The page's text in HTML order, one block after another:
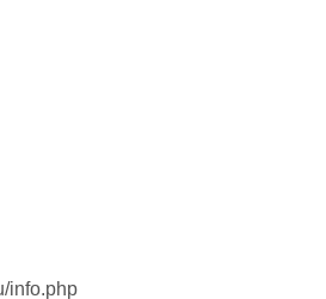
info.php